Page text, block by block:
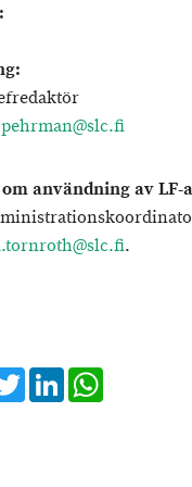
användning av LF-
.
TwitterLinkedIn